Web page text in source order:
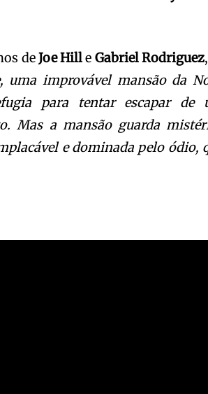
deJoe Hille Gabriel Rodriguez
uma improvável mansão da
para tentar escapar de
Mas a mansão guarda
e dominada pelo ódio,